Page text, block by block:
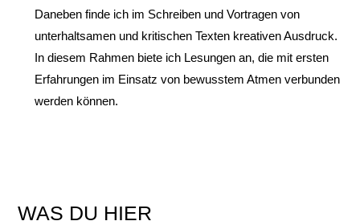
Daneben finde ich im Schreiben und Vortragen von
unterhaltsamen und kritischen Texten kreativen Ausdruck.
In diesem Rahmen biete ich Lesungen an, die mit ersten
Erfahrungen im Einsatz von bewusstem Atmen verbunden
werden können.
WAS DU HIER